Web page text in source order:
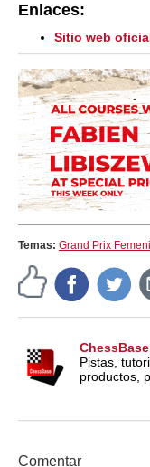
Enlaces:
Sitio web
Temas: Grand Prix
ChessBase
Pistas,
productos,
Comentar